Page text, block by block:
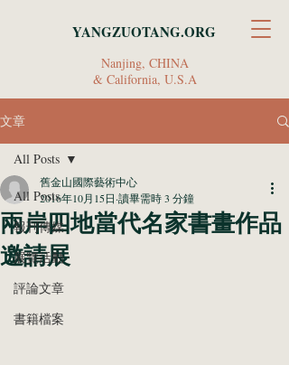
Nanjing, CHINA
& California, U.S.A
YANGZUOTANG.ORG
文章
All Posts
報刊傳媒
展覽活動
評論文章
書籍檔案
All Posts
兩岸四地當代名家書畫作品
邀請展
舊金山國際藝術中心
2016年10月15日 讀畢需時 3 分鐘